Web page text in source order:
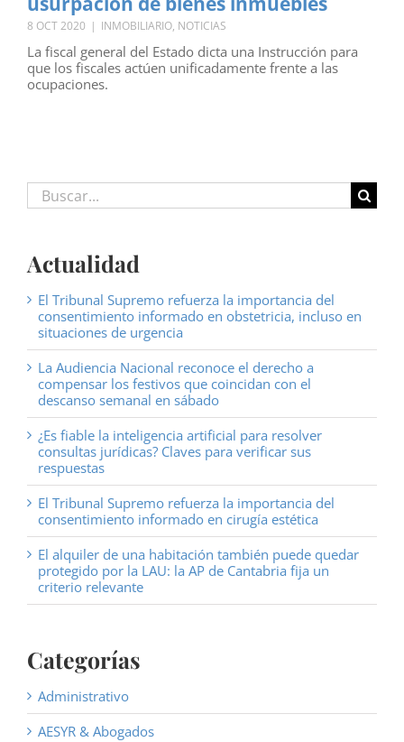
8 OCT 2020 | INMOBILIARIO, NOTICIAS
La fiscal general del Estado dicta una Instrucción para
que los fiscales actúen unificadamente frente a las
ocupaciones.
Buscar:
Actualidad
El Tribunal Supremo refuerza la importancia del
consentimiento informado en obstetricia, incluso en
situaciones de urgencia
La Audiencia Nacional reconoce el derecho a
compensar los festivos que coincidan con el
descanso semanal en sábado
¿Es fiable la inteligencia artificial para resolver
consultas jurídicas? Claves para verificar sus
respuestas
El Tribunal Supremo refuerza la importancia del
consentimiento informado en cirugía estética
El alquiler de una habitación también puede quedar
protegido por la LAU: la AP de Cantabria fija un
criterio relevante
Categorías
Administrativo
AESYR & Abogados